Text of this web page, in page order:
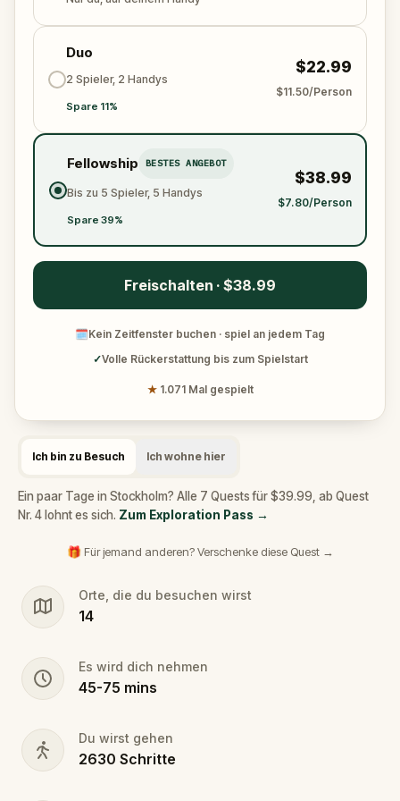
Duo
2 Spieler, 2 Handys
Spare 11%
$22.99
$11.50/Person
Fellowship BESTES ANGEBOT
Bis zu 5 Spieler, 5 Handys
Spare 39%
$38.99
$7.80/Person
Freischalten · $38.99
🗓Kein Zeitfenster buchen · spiel an jedem Tag
✓Volle Rückerstattung bis zum Spielstart
★ 1.071 Mal gespielt
Ich bin zu Besuch Ich wohne hier
Ein paar Tage in Stockholm? Alle 7 Quests für $39.99, ab Quest
Nr. 4 lohnt es sich. Zum Exploration Pass →
🎁 Für jemand anderen? Verschenke diese Quest →
Orte, die du besuchen wirst
14
Es wird dich nehmen
45-75 mins
Du wirst gehen
2630 Schritte